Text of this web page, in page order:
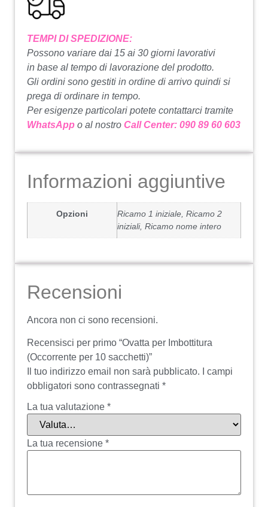
TEMPI DI SPEDIZIONE:
Possono variare dai 15 ai 30 giorni lavorativi
in ​​base al tempo di lavorazione del prodotto.
Gli ordini sono gestiti in ordine di arrivo quindi si
prega di ordinare in tempo.
Per esigenze particolari potete contattarci tramite
WhatsApp o al nostro Call Center: 090 89 60 603
Informazioni aggiuntive
Opzioni
Ricamo 1 iniziale, Ricamo 2
iniziali, Ricamo nome intero
Recensioni
Ancora non ci sono recensioni.
Recensisci per primo “Ovatta per Imbottitura
(Occorrente per 10 sacchetti)”
Il tuo indirizzo email non sarà pubblicato.
I campi
obbligatori sono contrassegnati *
La tua valutazione *
La tua recensione *